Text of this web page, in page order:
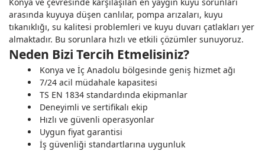
Konya ve çevresinde karşılaşılan en yaygın kuyu sorunları
arasında kuyuya düşen canlılar, pompa arızaları, kuyu
tıkanıklığı, su kalitesi problemleri ve kuyu duvarı çatlakları yer
almaktadır. Bu sorunlara hızlı ve etkili çözümler sunuyoruz.
Neden Bizi Tercih Etmelisiniz?
Konya ve İç Anadolu bölgesinde geniş hizmet ağı
7/24 acil müdahale kapasitesi
TS EN 1834 standardında ekipmanlar
Deneyimli ve sertifikalı ekip
Hızlı ve güvenli operasyonlar
Uygun fiyat garantisi
İş güvenliği standartlarına uygunluk